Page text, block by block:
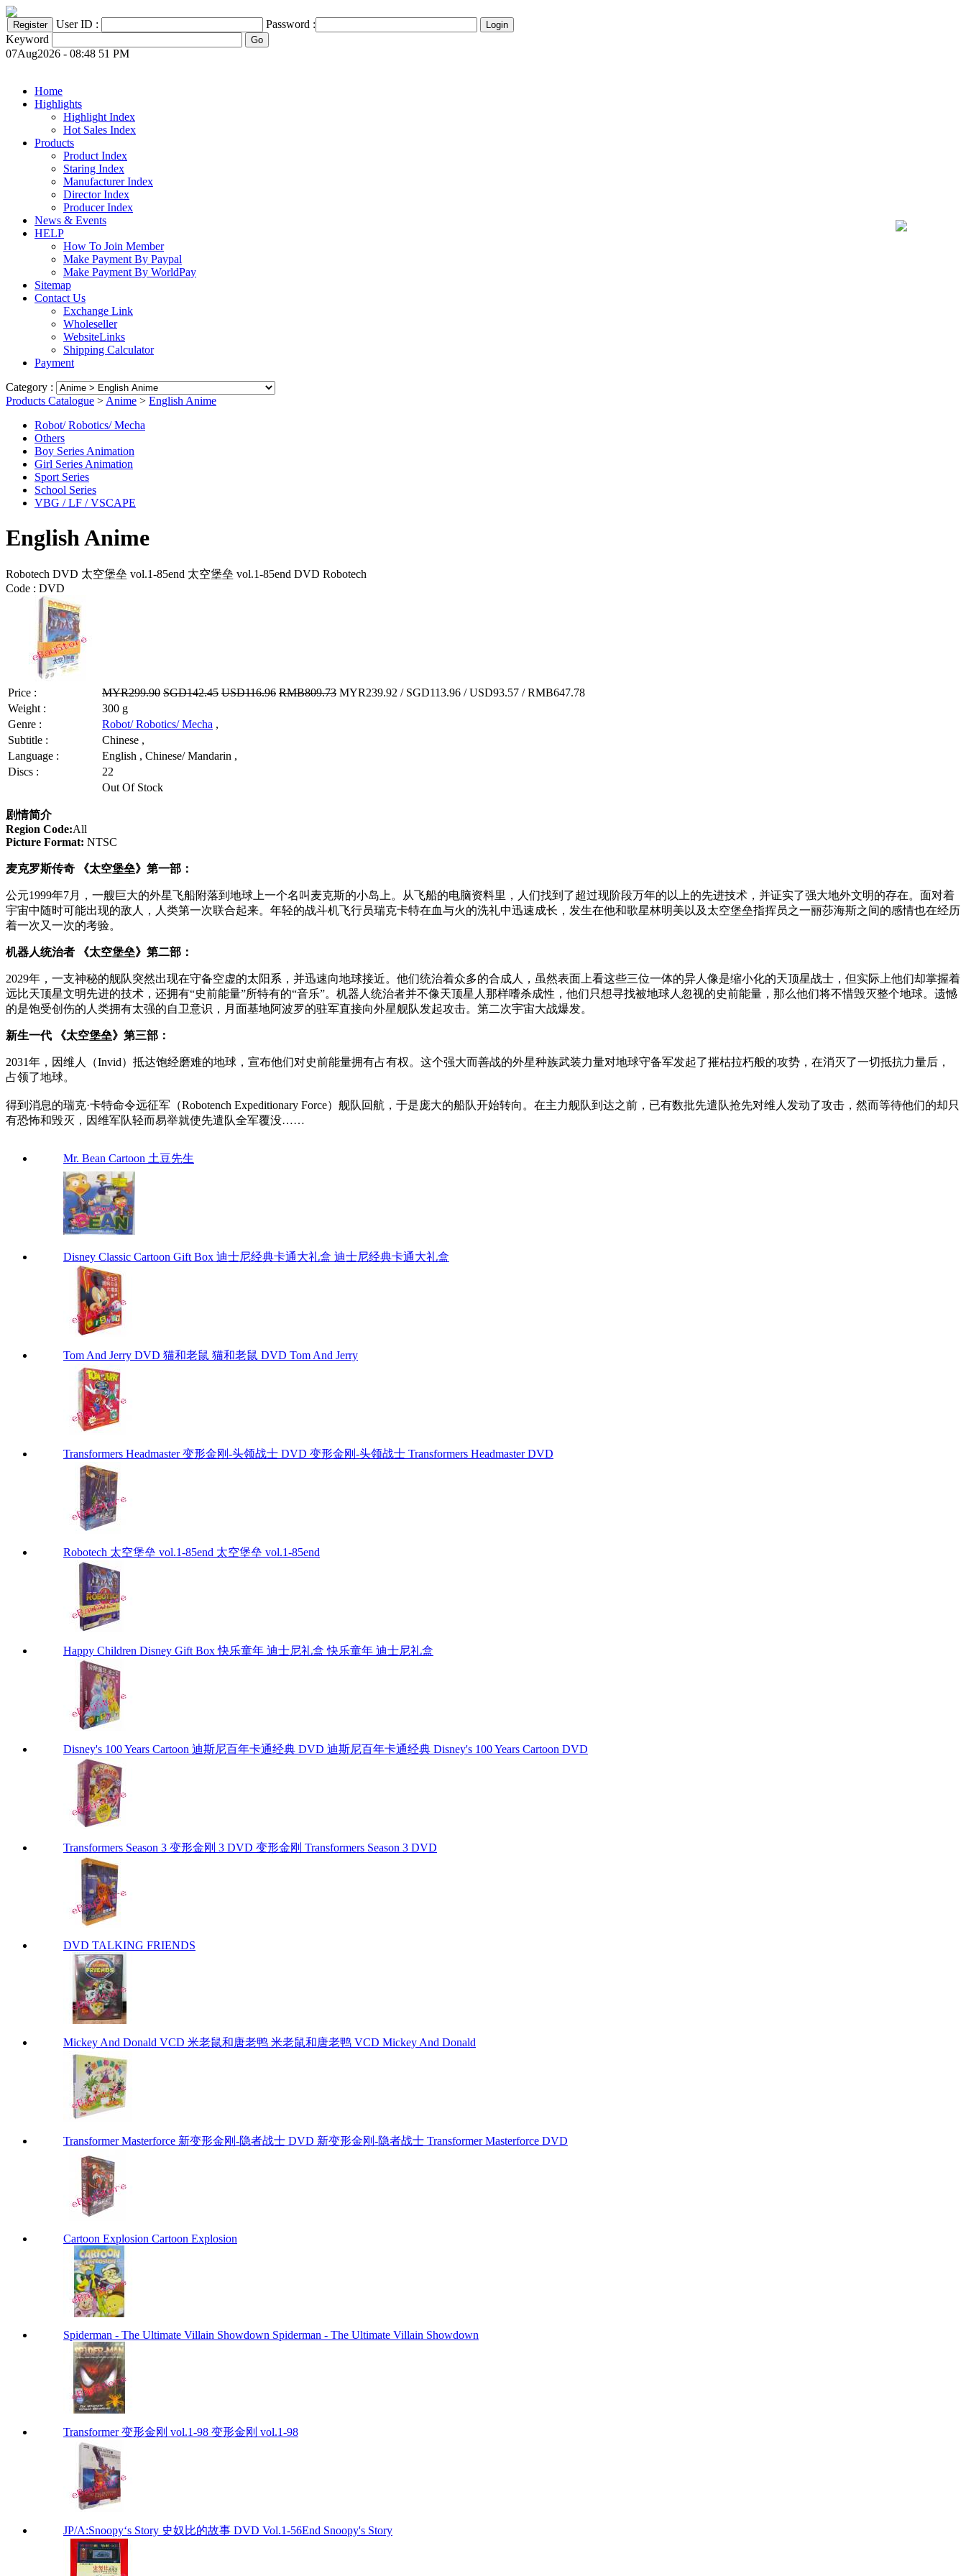
User ID :
Password :
Keyword
07Aug2026 - 08:48 51 PM
Home
Highlights
Highlight Index
Hot Sales Index
Products
Product Index
Staring Index
Manufacturer Index
Director Index
Producer Index
News & Events
HELP
How To Join Member
Make Payment By Paypal
Make Payment By WorldPay
Sitemap
Contact Us
Exchange Link
Wholeseller
WebsiteLinks
Shipping Calculator
Payment
Category :
Products Catalogue > Anime > English Anime
Robot/ Robotics/ Mecha
Others
Boy Series Animation
Girl Series Animation
Sport Series
School Series
VBG / LF / VSCAPE
English Anime
Robotech DVD 太空堡垒 vol.1-85end 太空堡垒 vol.1-85end DVD Robotech
Code : DVD
Price : MYR299.90 SGD142.45 USD116.96 RMB809.73 MYR239.92 / SGD113.96 / USD93.57 / RMB647.78
Weight :
300 g
Genre :
Robot/ Robotics/ Mecha ,
Subtitle :
Chinese ,
Language :
English , Chinese/ Mandarin ,
Discs :
22
Out Of Stock
剧情简介
Region Code:All
Picture Format: NTSC
麦克罗斯传奇 《太空堡垒》第一部：
公元1999年7月，一艘巨大的外星飞船附落到地球上一个名叫麦克斯的小岛上。从飞船的电脑资料里，人们找到了超过现阶段万年的以上的先进技术，并证实了强大地外文明的存在。面对着
宇宙中随时可能出现的敌人，人类第一次联合起来。年轻的战斗机飞行员瑞克卡特在血与火的洗礼中迅速成长，发生在他和歌星林明美以及太空堡垒指挥员之一丽莎海斯之间的感情也在经历
着一次又一次的考验。
机器人统治者 《太空堡垒》第二部：
2029年，一支神秘的舰队突然出现在守备空虚的太阳系，并迅速向地球接近。他们统治着众多的合成人，虽然表面上看这些三位一体的异人像是缩小化的天顶星战士，但实际上他们却掌握着
远比天顶星文明先进的技术，还拥有“史前能量”所特有的“音乐”。机器人统治者并不像天顶星人那样嗜杀成性，他们只想寻找被地球人忽视的史前能量，那么他们将不惜毁灭整个地球。遗憾
的是饱受创伤的人类拥有太强的自卫意识，月面基地阿波罗的驻军直接向外星舰队发起攻击。第二次宇宙大战爆发。
新生一代 《太空堡垒》第三部：
2031年，因维人（Invid）抵达饱经磨难的地球，宣布他们对史前能量拥有占有权。这个强大而善战的外星种族武装力量对地球守备军发起了摧枯拉朽般的攻势，在消灭了一切抵抗力量后，
占领了地球。
得到消息的瑞克·卡特命令远征军（Robotench Expeditionary Force）舰队回航，于是庞大的船队开始转向。在主力舰队到达之前，已有数批先遣队抢先对维人发动了攻击，然而等待他们的却只
有恐怖和毁灭，因维军队轻而易举就使先遣队全军覆没……
Mr. Bean Cartoon 土豆先生
Disney Classic Cartoon Gift Box 迪士尼经典卡通大礼盒 迪士尼经典卡通大礼盒
Tom And Jerry DVD 猫和老鼠 猫和老鼠 DVD Tom And Jerry
Transformers Headmaster 变形金刚-头领战士 DVD 变形金刚-头领战士 Transformers Headmaster DVD
Robotech 太空堡垒 vol.1-85end 太空堡垒 vol.1-85end
Happy Children Disney Gift Box 快乐童年 迪士尼礼盒 快乐童年 迪士尼礼盒
Disney's 100 Years Cartoon 迪斯尼百年卡通经典 DVD 迪斯尼百年卡通经典 Disney's 100 Years Cartoon DVD
Transformers Season 3 变形金刚 3 DVD 变形金刚 Transformers Season 3 DVD
DVD TALKING FRIENDS
Mickey And Donald VCD 米老鼠和唐老鸭 米老鼠和唐老鸭 VCD Mickey And Donald
Transformer Masterforce 新变形金刚-隐者战士 DVD 新变形金刚-隐者战士 Transformer Masterforce DVD
Cartoon Explosion Cartoon Explosion
Spiderman - The Ultimate Villain Showdown Spiderman - The Ultimate Villain Showdown
Transformer 变形金刚 vol.1-98 变形金刚 vol.1-98
JP/A:Snoopy‘s Story 史奴比的故事 DVD Vol.1-56End Snoopy's Story